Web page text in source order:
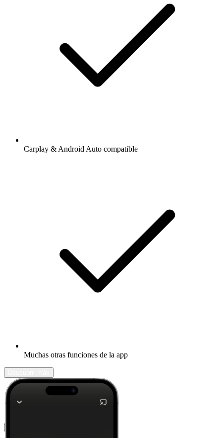
Carplay & Android Auto compatible
Muchas otras funciones de la app